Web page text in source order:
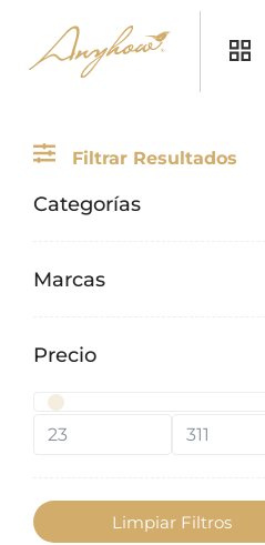
Filtrar Resultados
Categorías
Marcas
Precio
Limpiar Filtros
Métodos
pago